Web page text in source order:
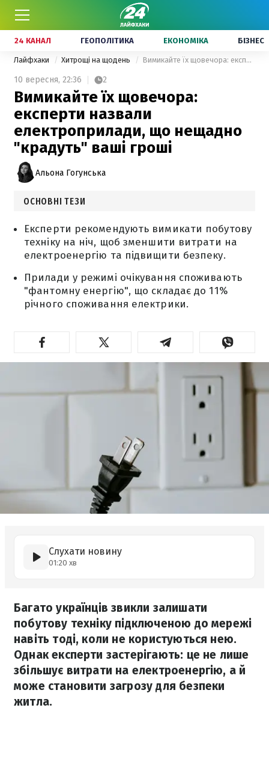
24 КАНАЛ ГЕОПОЛІТИКА ЕКОНОМІКА БІЗНЕС
Лайфхаки Хитрощі на щодень Вимикайте їх щовечора: експерти назвали електроприлади, що нещадно "крадуть" ваші гроші
10 вересня, 22:36 2
Вимикайте їх щовечора:
експерти назвали
електроприлади, що нещадно
"крадуть" ваші гроші
Альона Гогунська
ОСНОВНІ ТЕЗИ
Експерти рекомендують вимикати побутову
техніку на ніч, щоб зменшити витрати на
електроенергію та підвищити безпеку.
Прилади у режимі очікування споживають
"фантомну енергію", що складає до 11%
річного споживання електрики.
Слухати новину
01:20 хв
Багато українців звикли залишати
побутову техніку підключеною до мережі
навіть тоді, коли не користуються нею.
Однак експерти застерігають: це не лише
збільшує витрати на електроенергію, а й
може становити загрозу для безпеки
житла.